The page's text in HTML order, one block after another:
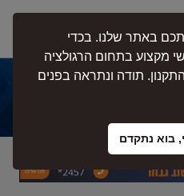
על מחלות
1961
באתר שלנו. בכדי
מקצוע בתחום הרגולציה
תודה ונתראה בפנים
בוא נתקדם